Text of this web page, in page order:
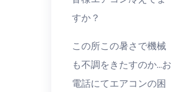
すか？
この所この暑さで機械
も不調をきたすのか…お
電話にてエアコンの困